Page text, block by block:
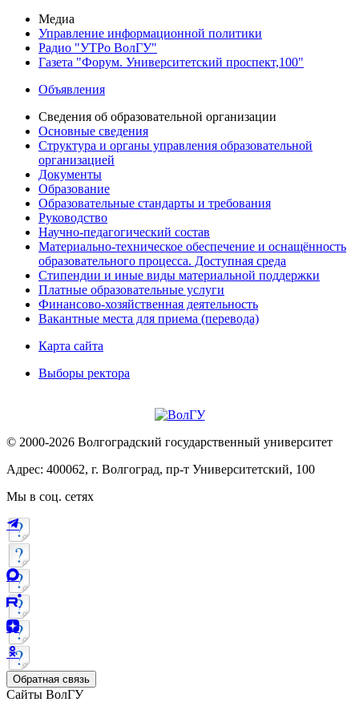
Медиа
Управление информационной политики
Радио "УТРо ВолГУ"
Газета "Форум. Университетский проспект,100"
Объявления
Сведения об образовательной организации
Основные сведения
Структура и органы управления образовательной
организацией
Документы
Образование
Образовательные стандарты и требования
Руководство
Научно-педагогический состав
Материально-техническое обеспечение и оснащённость
образовательного процесса. Доступная среда
Стипендии и иные виды материальной поддержки
Платные образовательные услуги
Финансово-хозяйственная деятельность
Вакантные места для приема (перевода)
Карта сайта
Выборы ректора
© 2000-2026 Волгоградский государственный университет
Адрес: 400062, г. Волгоград, пр-т Университетский, 100
Мы в соц. сетях
Обратная связь
Сайты ВолГУ